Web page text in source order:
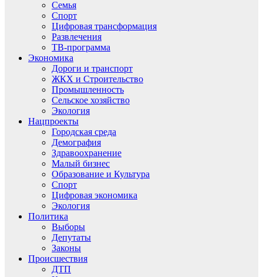
Семья
Спорт
Цифровая трансформация
Развлечения
ТВ-программа
Экономика
Дороги и транспорт
ЖКХ и Строительство
Промышленность
Сельское хозяйство
Экология
Нацпроекты
Городская среда
Демография
Здравоохранение
Малый бизнес
Образование и Культура
Спорт
Цифровая экономика
Экология
Политика
Выборы
Депутаты
Законы
Происшествия
ДТП